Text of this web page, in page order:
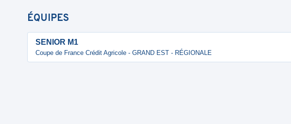
ÉQUIPES
SENIOR M1
Coupe de France Crédit Agricole - GRAND EST - RÉGIONALE